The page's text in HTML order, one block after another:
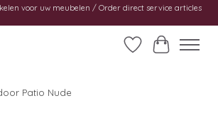
voor uw meubelen / Order direct service articles
Verlanglijst
Patio Nude